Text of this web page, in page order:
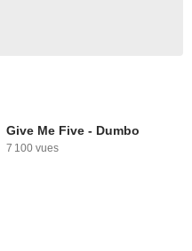
Give Me Five - Dumbo
7 100 vues